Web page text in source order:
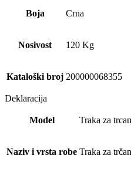
Boja Crna
Nosivost 120 Kg
Kataloški broj 200000068355
Deklaracija
Model Traka za
Naziv i vrsta robe Traka za